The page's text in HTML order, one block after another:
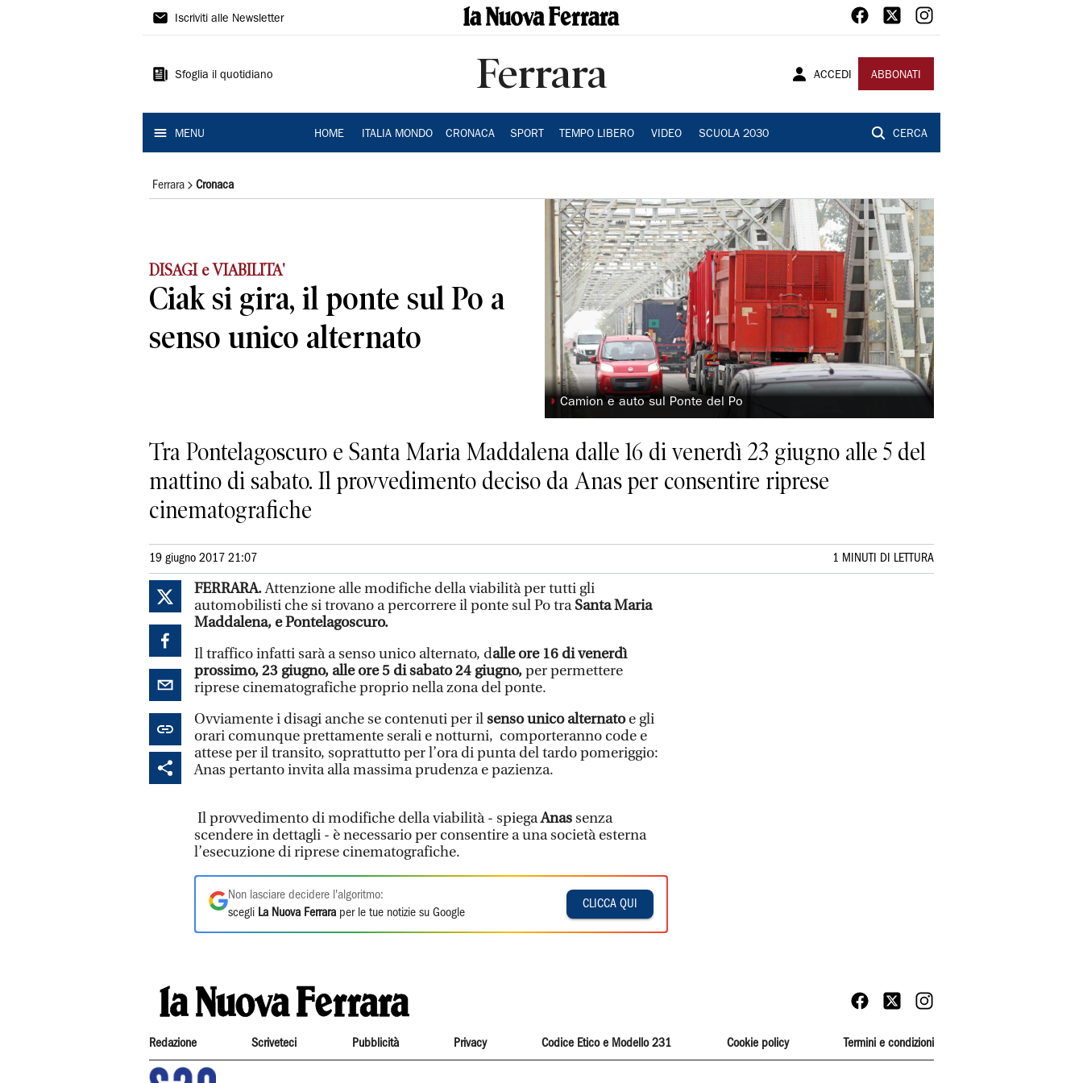
La
Ferrara
Iscriviti alle Newsletter
Sfoglia il quotidiano Ferrara ACCEDI ABBONATI
MENU HOME ITALIA MONDO CRONACA SPORT TEMPO LIBERO VIDEO SCUOLA 2030 CERCA
Ferrara Cronaca
DISAGI e VIABILITA'
Ciak si gira, il ponte sul Po a
senso unico alternato
◗ Camion e auto sul Ponte del Po
Tra Pontelagoscuro e Santa Maria Maddalena dalle 16 di venerdì 23 giugno alle 5 del
mattino di sabato. Il provvedimento deciso da Anas per consentire riprese
cinematografiche
19 giugno 2017 21:07 1 MINUTI DI LETTURA
FERRARA.Attenzione alle modifiche della viabilità per tutti gli
automobilisti che si trovano a percorrere il ponte sul Po traSanta Maria
Maddalena, e Pontelagoscuro.
Il traffico infatti sarà a senso unico alternato, dalle ore 16 di venerdì
prossimo, 23 giugno, alle ore 5 di sabato 24 giugno,per permettere
riprese cinematografiche proprio nella zona del ponte.
Ovviamente i disagi anche se contenuti per ilsenso unico alternatoe gli
orari comunque prettamente serali e notturni, comporteranno code e
attese per il transito, soprattutto per l’ora di punta del tardo pomeriggio:
Anas pertanto invita alla massima prudenza e pazienza.
Il provvedimento di modifiche della viabilità - spiegaAnassenza
scendere in dettagli - è necessario per consentire a una società esterna
l’esecuzione di riprese cinematografiche.
Non lasciare decidere l'algoritmo:
scegli La Nuova Ferrara per le tue notizie su Google
CLICCA QUI
Redazione Scriveteci Pubblicità Privacy Codice Etico e Modello 231 Cookie policy Termini e condizioni